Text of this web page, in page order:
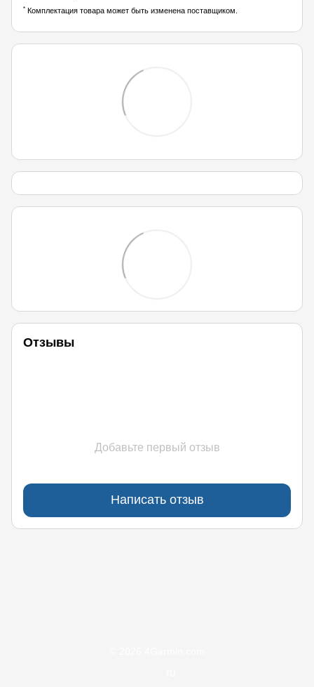
* Комплектация товара может быть изменена поставщиком.
Отзывы
Добавьте первый отзыв
Написать отзыв